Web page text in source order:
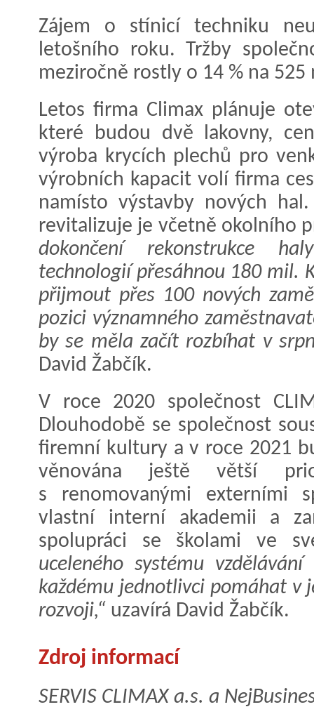
Zájem o stínicí techniku
letošního roku. Tržby
meziročně rostly o 14 % na 525
Letos firma Climax plánuje
které budou dvě lakovny,
výroba krycích plechů pro
výrobních kapacit volí firma
namísto výstavby nových
revitalizuje je včetně okolního
dokončení rekonstrukce
technologií přesáhnou 180 mil.
přijmout přes 100 nových
pozici významného
by se měla začít rozbíhat v
David Žabčík.
V roce 2020 společnost
Dlouhodobě se společnost
firemní kultury a v roce 2021
věnována ještě větší
s renomovanými externími
vlastní interní akademii a
spolupráci se školami ve
uceleného systému
každému jednotlivci pomáhat v
rozvoji,“ uzavírá David Žabčík.
Zdroj informací
SERVIS CLIMAX a.s. a